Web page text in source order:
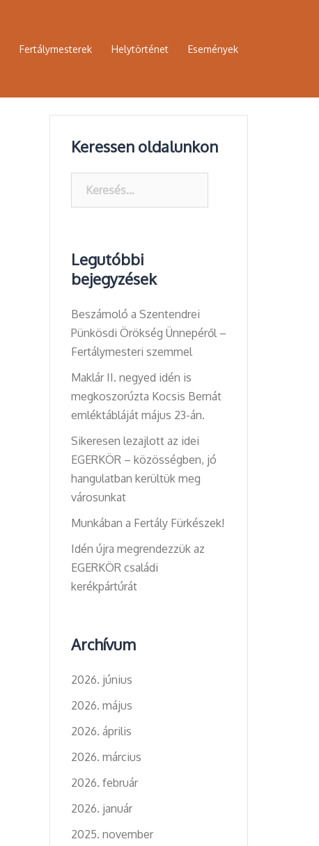
Fertálymesterek Helytörténet Események
Keressen oldalunkon
Legutóbbi
bejegyzések
Beszámoló a Szentendrei
Pünkösdi Örökség Ünnepéről –
Fertálymesteri szemmel
Maklár II. negyed idén is
megkoszorúzta Kocsis Bernát
emléktábláját május 23-án.
Sikeresen lezajlott az idei
EGERKÖR – közösségben, jó
hangulatban kerültük meg
városunkat
Munkában a Fertály Fürkészek!
Idén újra megrendezzük az
EGERKÖR családi
kerékpártúrát
Archívum
2026. június
2026. május
2026. április
2026. március
2026. február
2026. január
2025. november